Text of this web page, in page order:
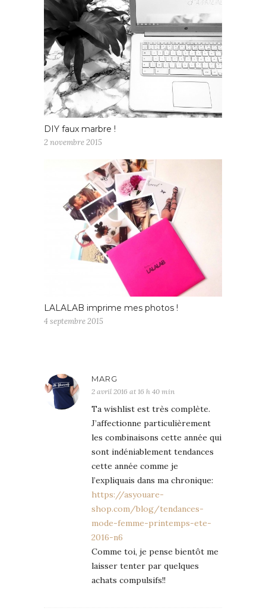
DIY faux marbre !
2 novembre 2015
LALALAB imprime mes photos !
4 septembre 2015
MARG
2 avril 2016 at 16 h 40 min
Ta wishlist est très complète.
J’affectionne particulièrement
les combinaisons cette année qui
sont indéniablement tendances
cette année comme je
l’expliquais dans ma chronique:
https://asyouare-
shop.com/blog/tendances-
mode-femme-printemps-ete-
2016-n6
Comme toi, je pense bientôt me
laisser tenter par quelques
achats compulsifs!!